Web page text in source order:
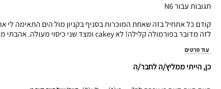
תגובות עבור N6
קודם כל אתחיל בזה שאחת המוכרות בסניף בקניון מול הים התאימה לי
לזה מדובר בפורמולה קלילה! לא cakey ומצד שני כיסוי מעולה. אהבתי ממש.
עוד פרטים
כן, הייתי ממליץ/ה לחבר/ה